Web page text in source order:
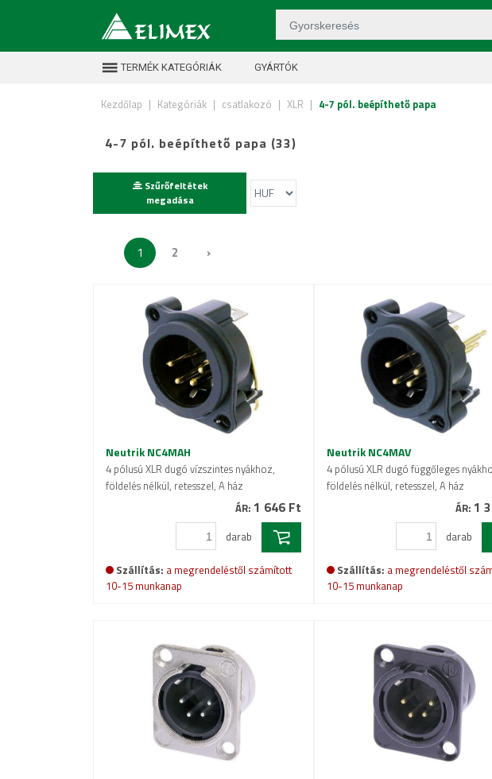
TERMÉK KATEGÓRIÁK GYÁRTÓK
Kezdőlap | Kategóriák | csatlakozó | XLR | 4-7 pól. beépíthető papa
4-7 pól. beépíthető papa (33)
Szűrőfeltétek
megadása
1 2 ›
Neutrik NC4MAH
4 pólusú XLR dugó vízszintes nyákhoz,
földelés nélkül, retesszel, A ház
ÁR: 1 646 Ft
darab
Szállítás: a megrendeléstől számított
10-15 munkanap
Neutrik NC4MAV
4 pólusú XLR dugó függőleges
földelés nélkül, retesszel, A ház
ÁR: 1
darab
Szállítás: a megrendeléstől
10-15 munkanap